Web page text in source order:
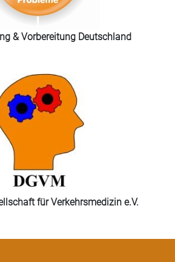
& Vorbereitung Deutschland
für Verkehrsmedizin e.V.